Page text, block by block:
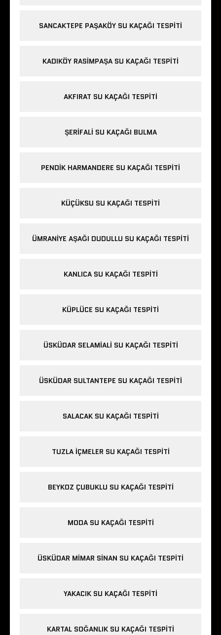
SANCAKTEPE PAŞAKÖY SU KAÇAĞI TESPITI
KADIKÖY RASIMPAŞA SU KAÇAĞI TESPITI
AKFIRAT SU KAÇAĞI TESPITI
ŞERIFALI SU KAÇAĞI BULMA
PENDIK HARMANDERE SU KAÇAĞI TESPITI
KÜÇÜKSU SU KAÇAĞI TESPITI
ÜMRANIYE AŞAĞI DUDULLU SU KAÇAĞI TESPITI
KANLICA SU KAÇAĞI TESPITI
KÜPLÜCE SU KAÇAĞI TESPITI
ÜSKÜDAR SELAMIALI SU KAÇAĞI TESPITI
ÜSKÜDAR SULTANTEPE SU KAÇAĞI TESPITI
SALACAK SU KAÇAĞI TESPITI
TUZLA IÇMELER SU KAÇAĞI TESPITI
BEYKOZ ÇUBUKLU SU KAÇAĞI TESPITI
MODA SU KAÇAĞI TESPITI
ÜSKÜDAR MIMAR SINAN SU KAÇAĞI TESPITI
YAKACIK SU KAÇAĞI TESPITI
KARTAL SOĞANLIK SU KAÇAĞI TESPITI